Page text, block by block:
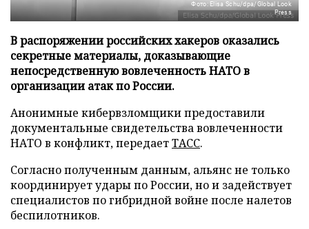
Фото: Elisa Schu/dpa/Global Look
Press
В распоряжении российских хакеров оказались
секретные материалы, доказывающие
непосредственную вовлеченность НАТО в
организации атак по России.
Анонимные кибервзломщики предоставили
документальные свидетельства вовлеченности
НАТО в конфликт, передаетТАСС.
Согласно полученным данным, альянс не только
координирует удары по России, но и задействует
специалистов по гибридной войне после налетов
беспилотников.